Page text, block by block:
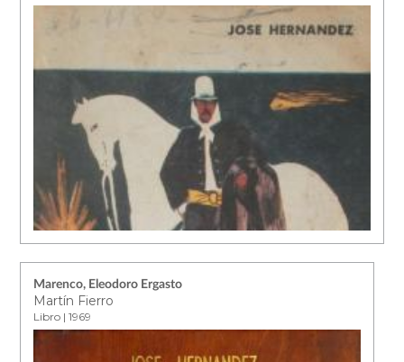
Marenco, Eleodoro Ergasto
Martín Fierro
Libro | 1969